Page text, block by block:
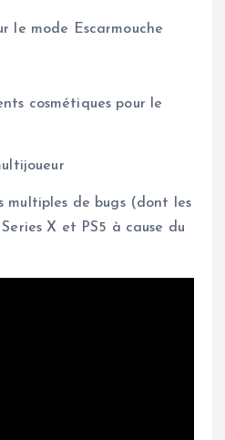
le mode Escarmouche
cosmétiques pour le
multiples de bugs (dont les
X et PS5 à cause du